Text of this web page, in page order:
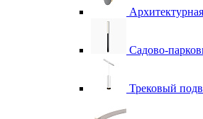
Садово-
Трековый